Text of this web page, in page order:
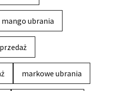
mango ubrania
markowe ubrania